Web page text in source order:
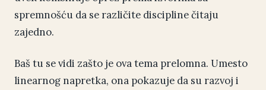
spremnošću da se različite discipline čitaju
zajedno.
Baš tu se vidi zašto je ova tema prelomna. Umesto
linearnog napretka, ona pokazuje da su razvoj i